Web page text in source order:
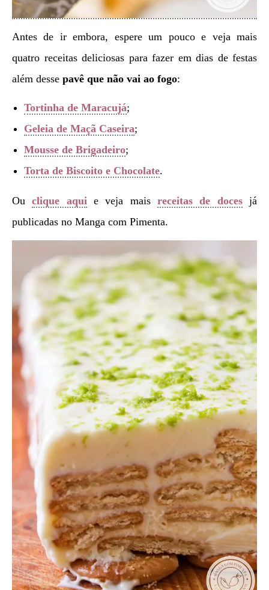
Antes de ir embora, espere um pouco e veja mais
quatro receitas deliciosas para fazer em dias de festas
além desse pavê que não vai ao fogo:
Tortinha de Maracujá;
Geleia de Maçã Caseira;
Mousse de Brigadeiro;
Torta de Biscoito e Chocolate.
Ouclique aquie veja maisreceitas de docesjá
publicadas no Manga com Pimenta.